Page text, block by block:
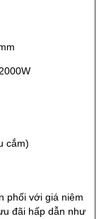
cắm)
phối với giá niêm
đãi hấp dẫn như